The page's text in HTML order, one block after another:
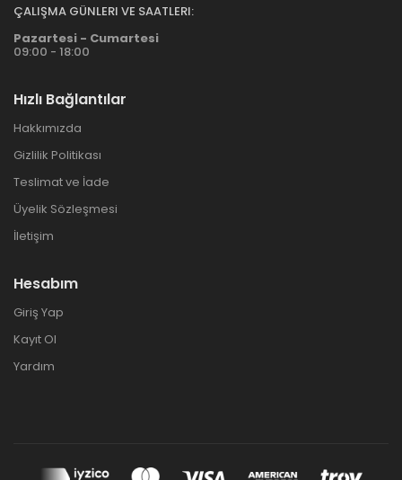
ÇALIŞMA GÜNLERI VE SAATLERI:
Pazartesi - Cumartesi
09:00 - 18:00
Hızlı Bağlantılar
Hakkımızda
Gizlilik Politikası
Teslimat ve İade
Üyelik Sözleşmesi
İletişim
Hesabım
Giriş Yap
Kayıt Ol
Yardım